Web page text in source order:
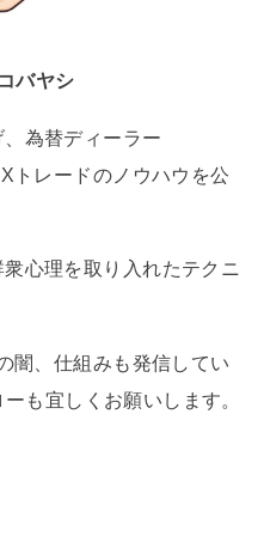
バヤシ
為替ディーラー
トレードのノウハウを公
心理を取り入れたテクニ
闇、仕組みも発信してい
も宜しくお願いします。